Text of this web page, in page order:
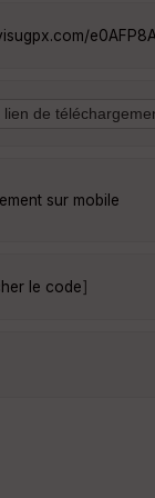
sur mobile
le code]